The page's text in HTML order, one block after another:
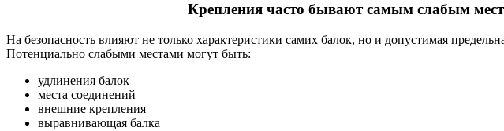
Крепления часто бывают самым слабым
На безопасность влияют не только характеристики самих балок, но и допустимая
Потенциально слабыми местами могут быть:
удлинения балок
места соединений
внешние крепления
выравнивающая балка